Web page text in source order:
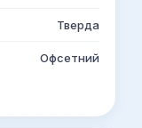
Тверда
Офсетний